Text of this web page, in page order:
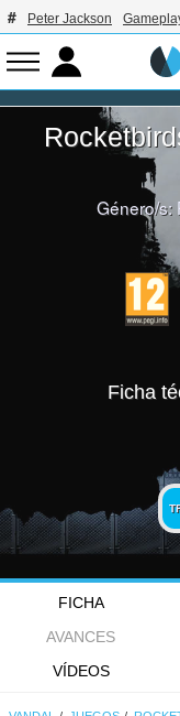
Peter Jackson
Género/s:
Ficha
FICHA
AVANCES
VÍDEOS